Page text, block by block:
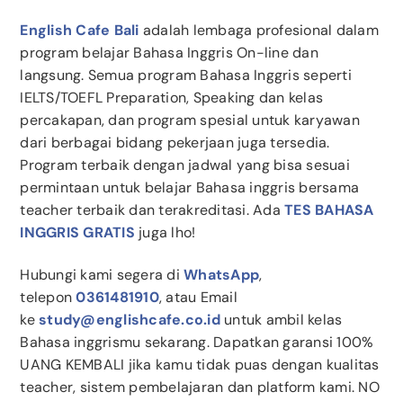
English Cafe Bali adalah lembaga profesional dalam
program belajar Bahasa Inggris On-line dan
langsung. Semua program Bahasa Inggris seperti
IELTS/TOEFL Preparation, Speaking dan kelas
percakapan, dan program spesial untuk karyawan
dari berbagai bidang pekerjaan juga tersedia.
Program terbaik dengan jadwal yang bisa sesuai
permintaan untuk belajar Bahasa inggris bersama
teacher terbaik dan terakreditasi. Ada TES BAHASA
INGGRIS GRATIS juga lho!
Hubungi kami segera diWhatsApp,
telepon0361481910, atau Email
kestudy@englishcafe.co.iduntuk ambil kelas
Bahasa inggrismu sekarang. Dapatkan garansi 100%
UANG KEMBALI jika kamu tidak puas dengan kualitas
teacher, sistem pembelajaran dan platform kami. NO